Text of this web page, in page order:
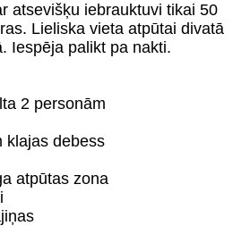
atsevišķu iebrauktuvi tikai 50
Lieliska vieta atpūtai divatā
Iespēja palikt pa nakti.
2 personām
klajas debess
atpūtas zona